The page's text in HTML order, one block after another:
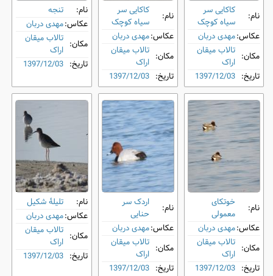
نام:
کاکایی سر
سیاه کوچک
عکاس:مهدی دربان
مکان: تالاب میقان
اراک
تاریخ: 1397/12/03
نام:
کاکایی سر
سیاه کوچک
عکاس:مهدی دربان
مکان: تالاب میقان
اراک
تاریخ: 1397/12/03
نام:
تنجه
عکاس:مهدی دربان
مکان: تالاب میقان
اراک
تاریخ: 1397/12/03
نام:
خوتکای
معمولی
عکاس:مهدی دربان
مکان: تالاب میقان
اراک
تاریخ: 1397/12/03
نام:
اردک سر
حنایی
عکاس:مهدی دربان
مکان: تالاب میقان
اراک
تاریخ: 1397/12/03
نام:
تلیلۀ شکیل
عکاس:مهدی دربان
مکان: تالاب میقان
اراک
تاریخ: 1397/12/03